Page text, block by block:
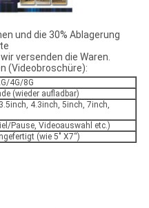
und die 30% Ablagerung
versenden die Waren.
(Videobroschüre):
4G/8G
(wieder aufladbar)
4.3inch, 5inch, 7inch,
Pause, Videoauswahl etc.)
(wie 5" X7“)